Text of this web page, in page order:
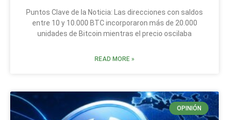
Puntos Clave de la Noticia: Las direcciones con saldos
entre 10 y 10.000 BTC incorporaron más de 20.000
unidades de Bitcoin mientras el precio oscilaba
READ MORE »
OPINIÓN